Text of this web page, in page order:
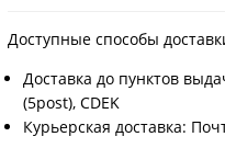
Доступные способы
Доставка до пунктов
(5post), CDEK
Курьерская доставка: